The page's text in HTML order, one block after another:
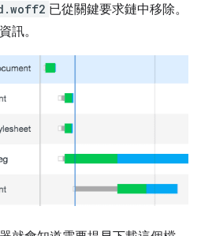
已從關鍵要求鏈中移除。
訊。